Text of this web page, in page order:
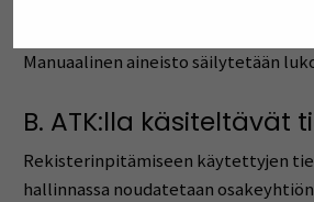
Manuaalinen aineisto säilytetään
B. ATK:lla käsiteltävät
Rekisterinpitämiseen käytettyjen
hallinnassa noudatetaan osakeyhtiön